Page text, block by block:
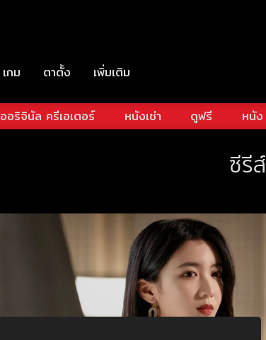
เกม ตาตั้ง เพิ่มเติม
ออริจินัล ครีเอเตอร์ หนังเช่า ดูฟรี หนัง
ซีรีส์